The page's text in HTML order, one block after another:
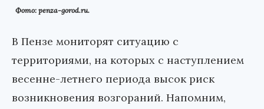
Фото: penza-gorod.ru.
В Пензе мониторят ситуацию с
территориями, на которых с наступлением
весенне-летнего периода высок риск
возникновения возгораний. Напомним,